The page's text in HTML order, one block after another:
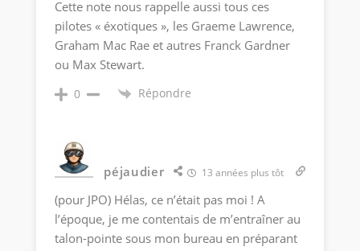
Cette note nous rappelle aussi tous ces
pilotes « éxotiques », les Graeme Lawrence,
Graham Mac Rae et autres Franck Gardner
ou Max Stewart.
0 Répondre
péjaudier 13 années plus tôt
(pour JPO) Hélas, ce n’était pas moi ! A
l’époque, je me contentais de m’entraîner au
talon-pointe sous mon bureau en préparant